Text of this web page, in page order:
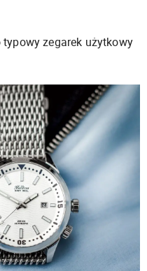
zegarek użytkowy